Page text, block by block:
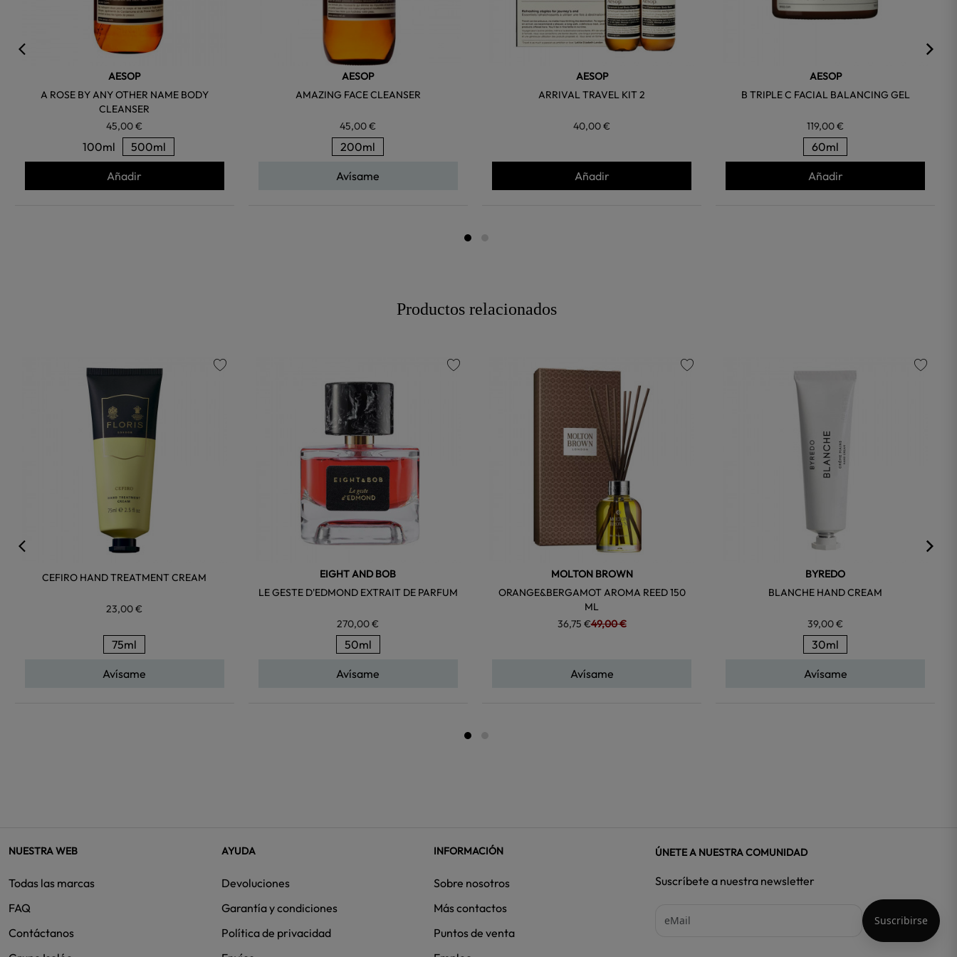
AESOP
A ROSE BY ANY OTHER NAME BODY
CLEANSER
45,00 €
100ml 500ml
Añadir
AESOP
AMAZING FACE CLEANSER
45,00 €
200ml
Avísame
AESOP
ARRIVAL TRAVEL KIT 2
40,00 €
Añadir
AESOP
B TRIPLE C FACIAL BALANCING GEL
119,00 €
60ml
Añadir
Productos relacionados
CEFIRO HAND TREATMENT CREAM
23,00 €
75ml
Avísame
EIGHT AND BOB
LE GESTE D'EDMOND EXTRAIT DE PARFUM
270,00 €
50ml
Avísame
MOLTON BROWN
ORANGE&BERGAMOT AROMA REED 150
ML
36,75 €49,00 €
Avísame
BYREDO
BLANCHE HAND CREAM
39,00 €
30ml
Avísame
NUESTRA WEB
Todas las marcas
FAQ
Contáctanos
AYUDA
Devoluciones
Garantía y condiciones
Política de privacidad
INFORMACIÓN
Sobre nosotros
Más contactos
Puntos de venta
ÚNETE A NUESTRA COMUNIDAD
Suscríbete a nuestra newsletter